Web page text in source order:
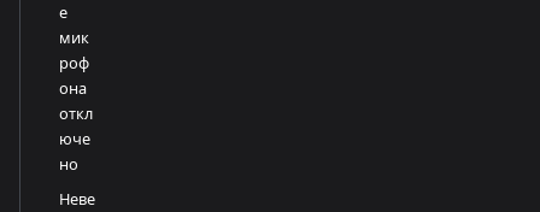
е
мик
роф
она
откл
юче
но
Неве